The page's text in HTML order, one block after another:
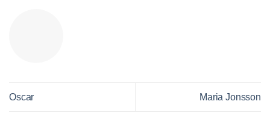
Oscar Maria Jonsson